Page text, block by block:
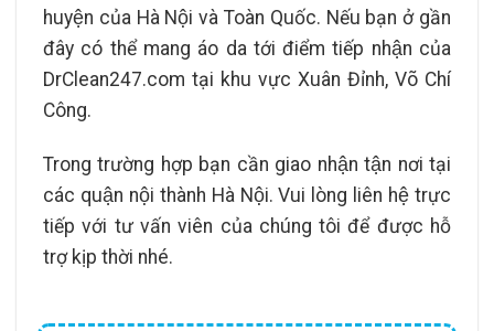
huyện của Hà Nội và Toàn Quốc. Nếu bạn ở gần
đây có thể mang áo da tới điểm tiếp nhận của
DrClean247.com tại khu vực Xuân Đỉnh, Võ Chí
Công.
Trong trường hợp bạn cần giao nhận tận nơi tại
các quận nội thành Hà Nội. Vui lòng liên hệ trực
tiếp với tư vấn viên của chúng tôi để được hỗ
trợ kịp thời nhé.